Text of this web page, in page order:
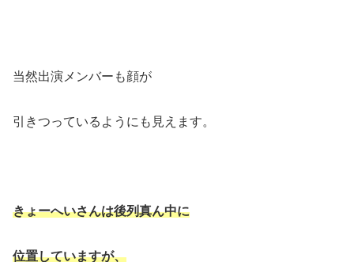
当然出演メンバーも顔が
引きつっているようにも見えます。
きょーへいさんは後列真ん中に
位置していますが、